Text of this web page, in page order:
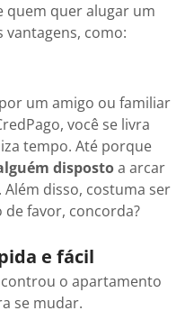
quem quer alugar um
vantagens, como:
um amigo ou familiar
você se livra
tempo. Até porque
dispostoa arcar
disso, costuma ser
favor, concorda?
e fácil
o apartamento
se mudar.